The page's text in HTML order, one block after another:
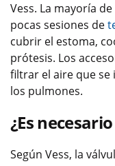
Vess. La mayoría
pocas sesiones de
cubrir el estoma,
prótesis. Los
filtrar el aire que se
los pulmones.
¿Es
Según Vess, la